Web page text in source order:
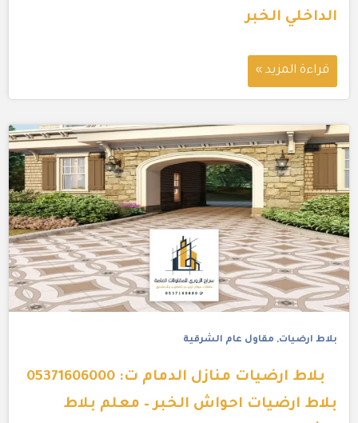
الداخلي الخبر
قراءة المزيد »
بلاط ارضيات, مقاول عام الشرقية
بلاط ارضيات منازل الدمام ت: 05371606000
بلاط ارضيات احواش الخبر – معلم بلاط